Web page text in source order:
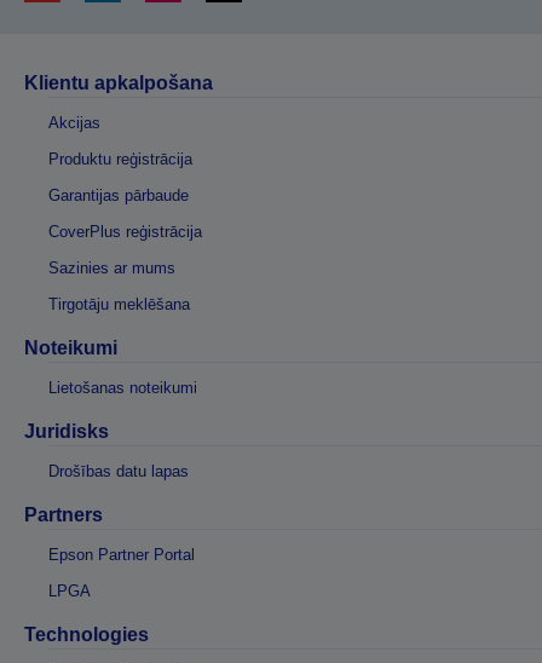
Klientu apkalpošana
Akcijas
Produktu reģistrācija
Garantijas pārbaude
CoverPlus reģistrācija
Sazinies ar mums
Tirgotāju meklēšana
Noteikumi
Lietošanas noteikumi
Juridisks
Drošības datu lapas
Partners
Epson Partner Portal
LPGA
Technologies